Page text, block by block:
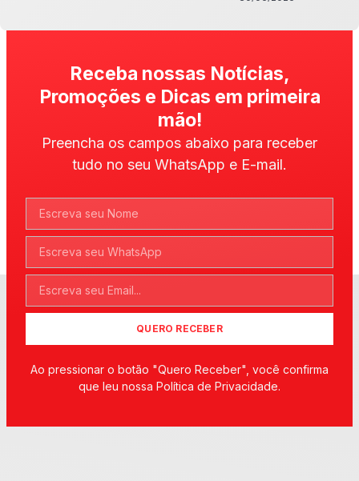
Receba nossas Notícias,
Promoções e Dicas em primeira
mão!
Preencha os campos abaixo para receber
tudo no seu WhatsApp e E-mail.
QUERO RECEBER
Ao pressionar o botão "Quero Receber", você confirma
que leu nossa Política de Privacidade.